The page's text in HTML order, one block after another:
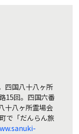
四国八十八ヶ所
15回。四国六番
十八ヶ所霊場会
で「だんらん旅